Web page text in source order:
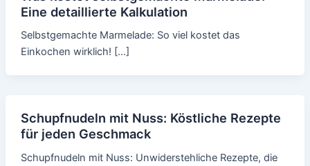
Eine detaillierte Kalkulation
Selbstgemachte Marmelade: So viel kostet das
Einkochen wirklich! […]
Schupfnudeln mit Nuss: Köstliche Rezepte
für jeden Geschmack
Schupfnudeln mit Nuss: Unwiderstehliche Rezepte, die